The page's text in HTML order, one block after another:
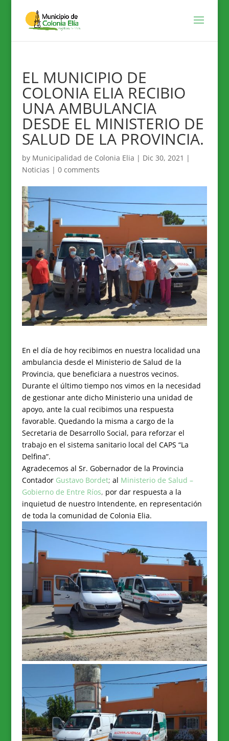
EL MUNICIPIO DE
COLONIA ELIA RECIBIO
UNA AMBULANCIA
DESDE EL MINISTERIO DE
SALUD DE LA PROVINCIA.
by Municipalidad de Colonia Elia | Dic 30, 2021 |
Noticias | 0 comments
En el día de hoy recibimos en nuestra localidad una
ambulancia desde el Ministerio de Salud de la
Provincia, que beneficiara a nuestros vecinos.
Durante el último tiempo nos vimos en la necesidad
de gestionar ante dicho Ministerio una unidad de
apoyo, ante la cual recibimos una respuesta
favorable. Quedando la misma a cargo de la
Secretaria de Desarrollo Social, para reforzar el
trabajo en el sistema sanitario local del CAPS “La
Delfina”.
Agradecemos al Sr. Gobernador de la Provincia
Contador Gustavo Bordet; al Ministerio de Salud –
Gobierno de Entre Ríos, por dar respuesta a la
inquietud de nuestro Intendente, en representación
de toda la comunidad de Colonia Elia.